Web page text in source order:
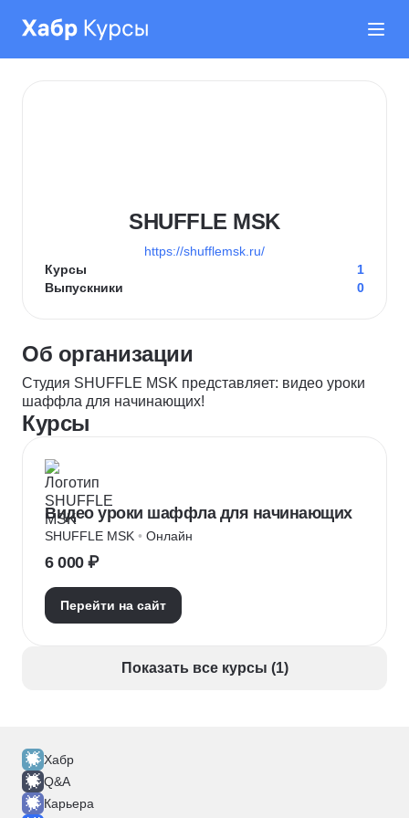
SHUFFLE MSK
https://shufflemsk.ru/
Курсы
1
Выпускники
0
Об организации
Студия SHUFFLE MSK представляет: видео уроки
шаффла для начинающих!
Курсы
Видео уроки шаффла для начинающих
SHUFFLE MSK • Онлайн
6 000 ₽
Перейти на сайт
Показать все курсы (1)
Хабр
Q&A
Карьера